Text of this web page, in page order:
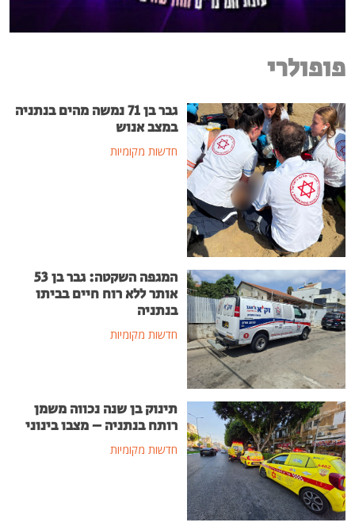
פופולרי
גבר בן 71 נמשה מהים בנתניה
במצב אנוש
חדשות מקומיות
המגפה השקטה: גבר בן 53
אותר ללא רוח חיים בביתו
בנתניה
חדשות מקומיות
תינוק בן שנה נכווה משמן
רותח בנתניה – מצבו בינוני
חדשות מקומיות